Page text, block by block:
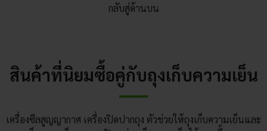
กลับสู่ด้านบน
สินค้าที่นิยมซื้อคู่กับถุงเก็บความเย็น
เครื่องซีลสูญญากาศ เครื่องปิดปากถุง ตัวช่วยให้ถุงเก็บความเย็นและ